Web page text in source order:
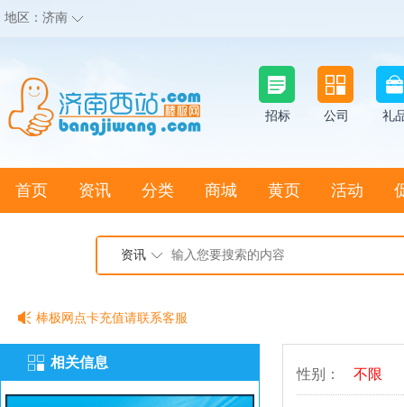
地区： 济南
招标 公司 礼
首页 资讯 分类 商城 黄页 活动
资讯
棒极网点卡充值请联系客服
客服QQ:2692290505
充100送20
相关信息
性别： 不限